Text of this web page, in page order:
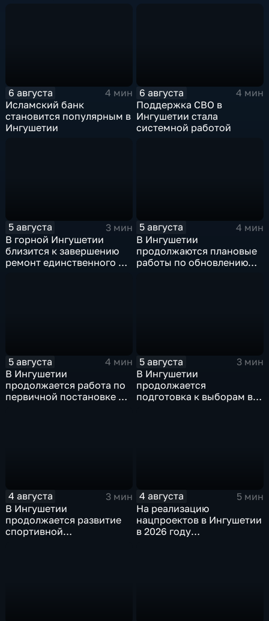
6 августа
4 мин
Исламский банк
становится популярным в
Ингушетии
6 августа
4 мин
Поддержка СВО в
Ингушетии стала
системной работой
5 августа
3 мин
В горной Ингушетии
близится к завершению
ремонт единственного в
5 августа
4 мин
В Ингушетии
продолжаются плановые
работы по обновлению
5 августа
4 мин
В Ингушетии
продолжается работа по
первичной постановке на
5 августа
3 мин
В Ингушетии
продолжается
подготовка к выборам в
4 августа
3 мин
В Ингушетии
продолжается развитие
спортивной
4 августа
5 мин
На реализацию
нацпроектов в Ингушетии
в 2026 году